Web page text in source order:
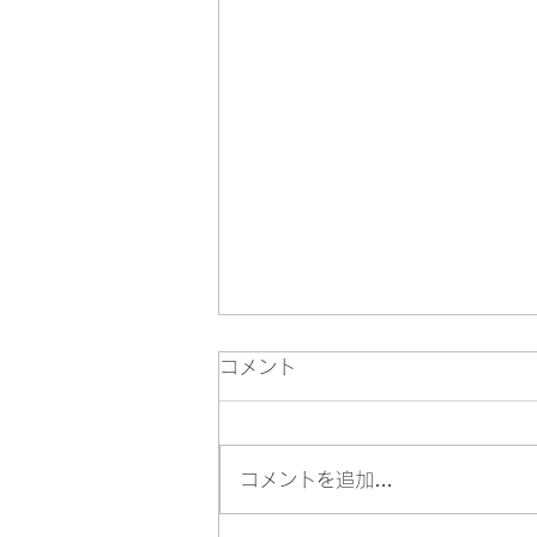
コメント
コメントを追加…